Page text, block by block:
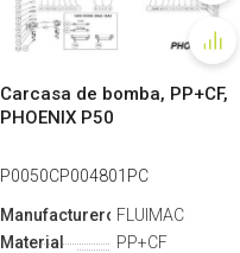
Carcasa de bomba, PP+CF,
PHOENIX P50
P0050CP004801PC
Manufacturero FLUIMAC
Material
PP+CF